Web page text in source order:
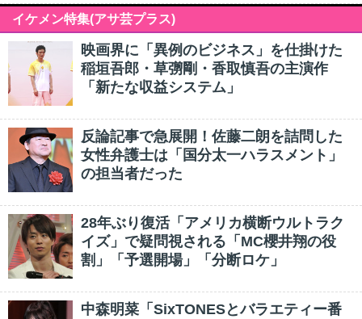
イケメン特集(アサ芸プラス)
映画界に「異例のビジネス」を仕掛けた
稲垣吾郎・草彅剛・香取慎吾の主演作
「新たな収益システム」
反論記事で急展開！佐藤二朗を詰問した
女性弁護士は「国分太一ハラスメント」
の担当者だった
28年ぶり復活「アメリカ横断ウルトラク
イズ」で疑問視される「MC櫻井翔の役
割」「予選開場」「分断ロケ」
中森明菜「SixTONESとバラエティー番